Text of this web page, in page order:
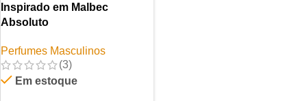
Inspirado em Malbec
Absoluto
Perfumes Masculinos
(3)
Em estoque